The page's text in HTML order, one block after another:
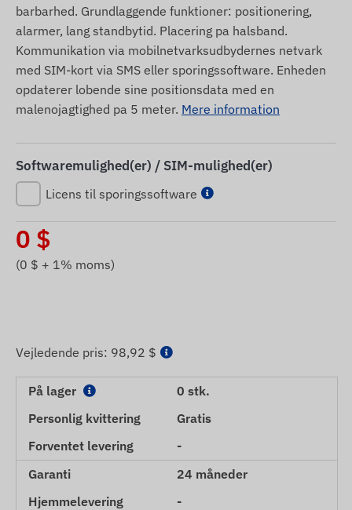
barbarhed. Grundlaggende funktioner: positionering,
alarmer, lang standbytid. Placering pa halsband.
Kommunikation via mobilnetvarksudbydernes netvark
med SIM-kort via SMS eller sporingssoftware. Enheden
opdaterer lobende sine positionsdata med en
malenojagtighed pa 5 meter. Mere information
Softwaremulighed(er) / SIM-mulighed(er)
Licens til sporingssoftware
0 $
(0 $ + 1% moms)
Vejledende pris: 98,92 $
På lager
0 stk.
Personlig kvittering
Gratis
Forventet levering
-
Garanti
24 måneder
Hjemmelevering
-